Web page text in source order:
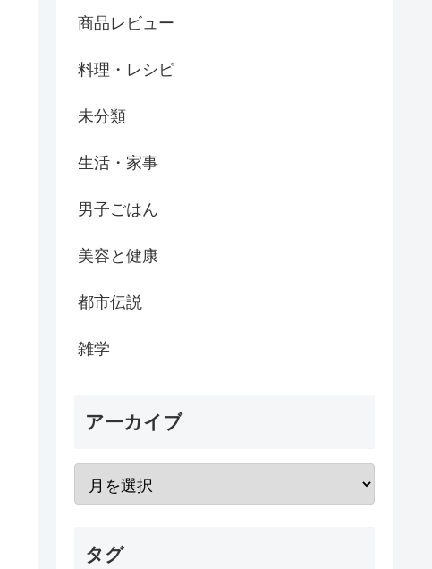
商品レビュー
料理・レシピ
未分類
生活・家事
男子ごはん
美容と健康
都市伝説
雑学
アーカイブ
タグ